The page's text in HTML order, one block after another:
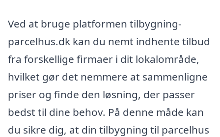
Ved at bruge platformen tilbygning-
parcelhus.dk kan du nemt indhente tilbud
fra forskellige firmaer i dit lokalområde,
hvilket gør det nemmere at sammenligne
priser og finde den løsning, der passer
bedst til dine behov. På denne måde kan
du sikre dig, at din tilbygning til parcelhus